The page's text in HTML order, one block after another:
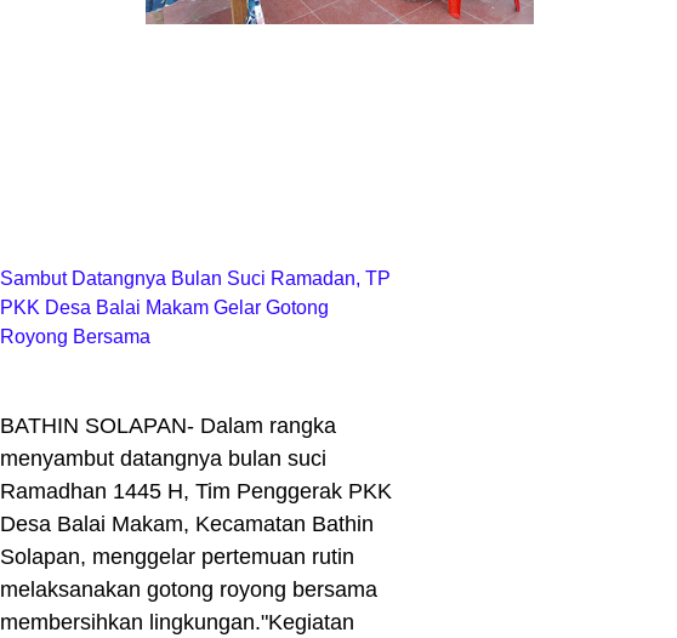
Sambut Datangnya Bulan Suci Ramadan, TP
PKK Desa Balai Makam Gelar Gotong
Royong Bersama
BATHIN SOLAPAN- Dalam rangka
menyambut datangnya bulan suci
Ramadhan 1445 H, Tim Penggerak PKK
Desa Balai Makam, Kecamatan Bathin
Solapan, menggelar pertemuan rutin
melaksanakan gotong royong bersama
membersihkan lingkungan."Kegiatan